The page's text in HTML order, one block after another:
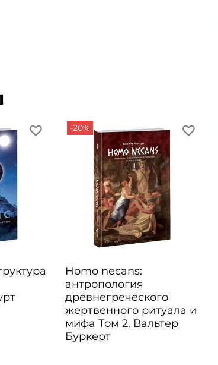
-20%
Homo necans:
антропология
древнегреческого
жертвенного ритуала и
мифа Том 2. Вальтер
Буркерт